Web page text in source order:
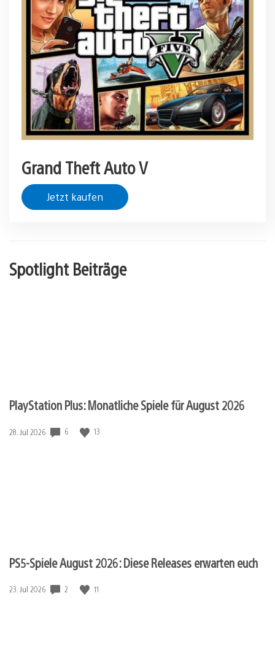
Grand Theft Auto V
Jetzt kaufen
Spotlight Beiträge
PlayStation Plus: Monatliche Spiele für August 2026
Veröffentlichungsdatum:
28. Jul 2026 6 13
PS5-Spiele August 2026: Diese Releases erwarten euch
Veröffentlichungsdatum:
23. Jul 2026 2 11